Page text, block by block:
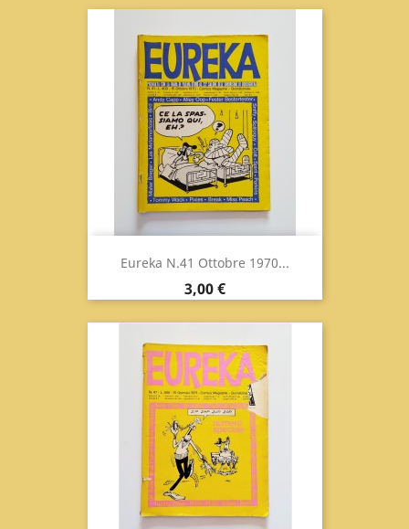
Eureka N.41 Ottobre 1970...
Prezzo
3,00 €